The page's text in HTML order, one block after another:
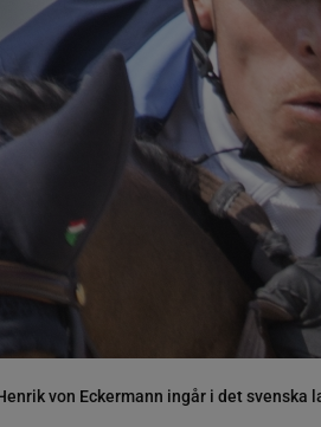
von Eckermann ingår i det